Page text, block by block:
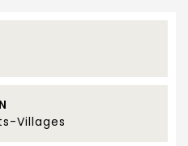
Villages